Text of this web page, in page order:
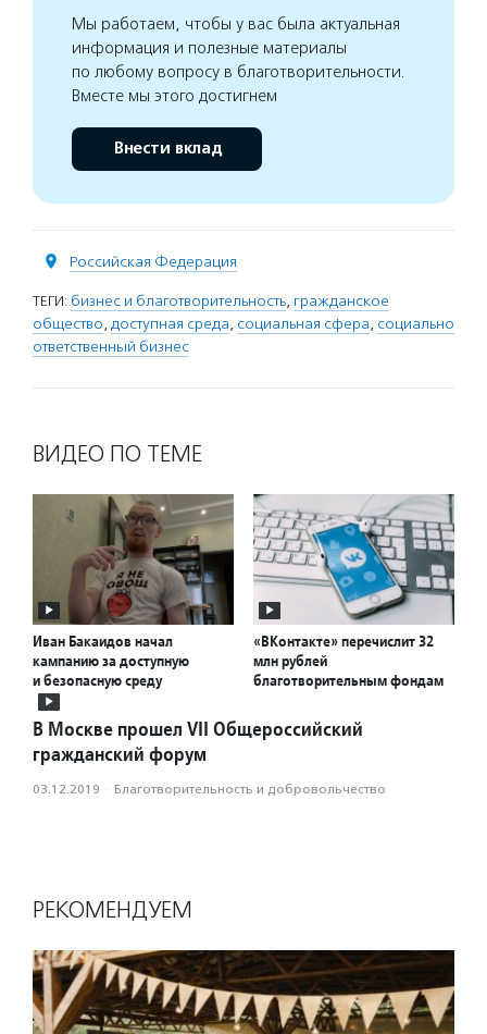
Мы работаем, чтобы у вас была актуальная
информация и полезные материалы
по любому вопросу в благотворительности.
Вместе мы этого достигнем
Внести вклад
Российская Федерация
ТЕГИ: бизнес и благотворительность, гражданское
общество, доступная среда, социальная сфера, социально
ответственный бизнес
ВИДЕО ПО ТЕМЕ
Иван Бакаидов начал
кампанию за доступную
и безопасную среду
«ВКонтакте» перечислит 32
млн рублей
благотворительным фондам
В Москве прошел VII Общероссийский
гражданский форум
03.12.2019 · Благотвори­тель­ность и доброволь­чест­во
РЕКОМЕНДУЕМ